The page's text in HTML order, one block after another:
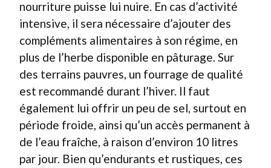
nourriture puisse lui nuire. En cas d’activité
intensive, il sera nécessaire d’ajouter des
compléments alimentaires à son régime, en
plus de l’herbe disponible en pâturage. Sur
des terrains pauvres, un fourrage de qualité
est recommandé durant l’hiver. Il faut
également lui offrir un peu de sel, surtout en
période froide, ainsi qu’un accès permanent à
de l’eau fraîche, à raison d’environ 10 litres
par jour. Bien qu’endurants et rustiques, ces